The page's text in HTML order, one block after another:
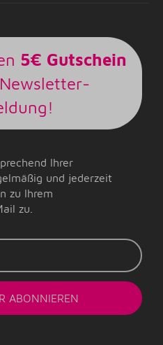
5€ Gutschein
Ihrer
und jederzeit
zu Ihrem
zu.
ABONNIEREN